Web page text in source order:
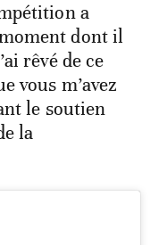
a
dont il
rêvé de ce
vous m’avez
le soutien
la